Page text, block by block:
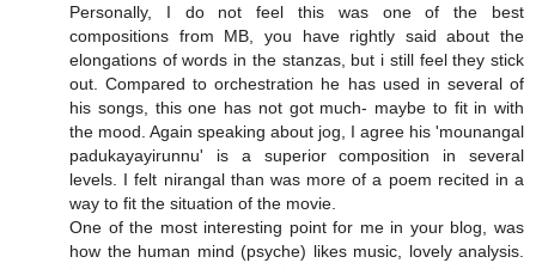
Personally, I do not feel this was one of the best
compositions from MB, you have rightly said about the
elongations of words in the stanzas, but i still feel they stick
out. Compared to orchestration he has used in several of
his songs, this one has not got much- maybe to fit in with
the mood. Again speaking about jog, I agree his 'mounangal
padukayayirunnu' is a superior composition in several
levels. I felt nirangal than was more of a poem recited in a
way to fit the situation of the movie.
One of the most interesting point for me in your blog, was
how the human mind (psyche) likes music, lovely analysis.